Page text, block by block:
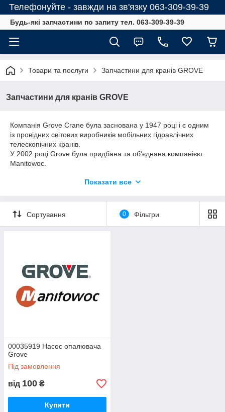
Телефонуйте - завжди на зв'язку 063-309-39-39
Будь-які запчастини по запиту тел. 063-309-39-39
Товари та послуги Запчастини для кранів GROVE
Запчастини для кранів GROVE
Компанія Grove Crane була заснована у 1947 році і є одним
із провідних світових виробників мобільних гідравлічних
телескопічних кранів.
У 2002 році Grove була придбана та об'єднана компанією
Manitowoc.
пропонуємо швидкі рішення щодо постачання запасних
Ми можемо поставити вам широкий асортимент запчастин,
включаючи електричні деталі, двигуни, деталі двигунів, деталі
ущільнення, деталі кермового керування для старих та
сучасних типів транспортних засобів.
Показати все
Сортування 0 Фільтри
00035919 Насос опалювача
Grove
Під замовлення
від 100 ₴
Купити